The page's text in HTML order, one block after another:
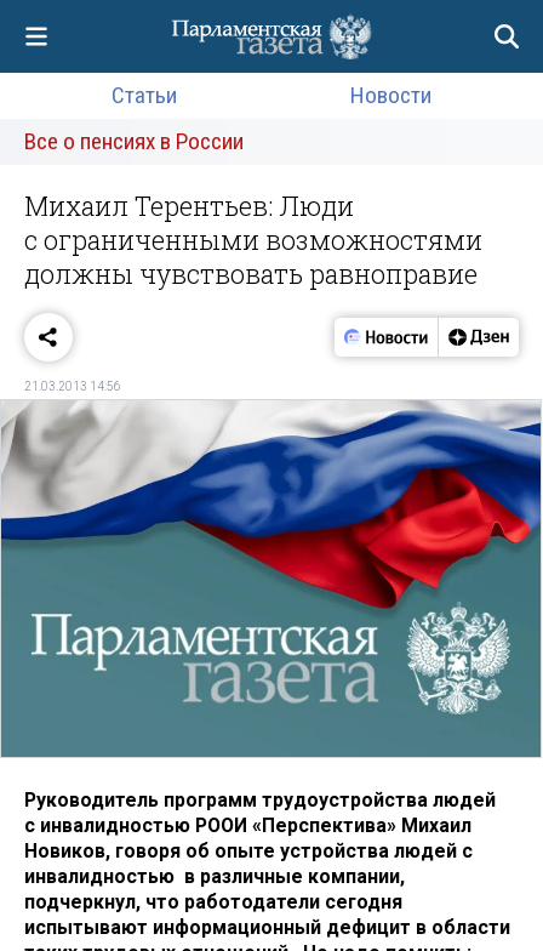
Статьи
Новости
Все о пенсиях в России
Михаил Терентьев: Люди
с ограниченными возможностями
должны чувствовать равноправие
21.03.2013 14:56
Руководитель программ трудоустройства людей
с инвалидностью РООИ «Перспектива» Михаил
Новиков, говоря об опыте устройства людей с
инвалидностью в различные компании,
подчеркнул, что работодатели сегодня
испытывают информационный дефицит в области